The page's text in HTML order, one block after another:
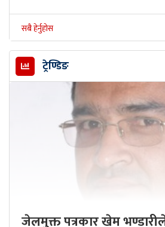
सबै हेर्नुहोस
ट्रेण्डिङ
जेलमुक्त पत्रकार खेम